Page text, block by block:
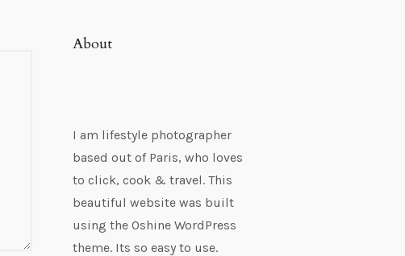
About
I am lifestyle photographer
based out of Paris, who loves
to click, cook & travel. This
beautiful website was built
using the Oshine WordPress
theme. Its so easy to use.